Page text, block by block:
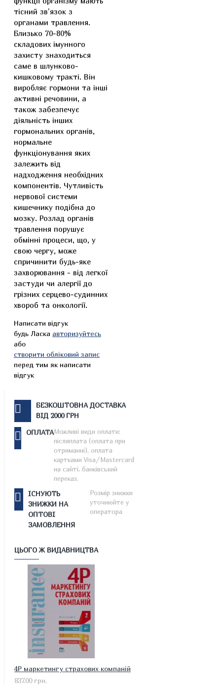
тісний зв'язок з
органами травлення.
Близько 70-80%
складових імунного
захисту знаходиться
саме в шлунково-
кишковому тракті. Він
виробляє гормони та інші
активні речовини, а
також забезпечує
діяльність інших
гормональних органів,
нормальне
функціонування яких
залежить від
надходження необхідних
компонентів. Чутливість
нервової системи
кишечнику подібна до
мозку. Розлад органів
травлення порушує
обмінні процеси, що, у
свою чергу, може
спричинити будь-яке
захворювання - від легкої
застуди чи алергії до
грізних серцево-судинних
хвороб та онкології.
Написати відгук
будь Ласка авторизуйтесь
або
створити обліковий запис
перед тим як написати
відгук
БЕЗКОШТОВНА ДОСТАВКА
ВІД 2000 ГРН
ОПЛАТАМожливі види оплати:
післяплата (оплата при
отриманні), оплата
картками Visa/Mastercard
на сайті, банківський
переказ.
ІСНУЮТЬ
ЗНИЖКИ НА
ОПТОВІ
ЗАМОВЛЕННЯ
Розмір знижки
уточнюйте у
оператора
ЦЬОГО Ж ВИДАВНИЦТВА
4P маркетингу страхових компаній
837.00 грн.